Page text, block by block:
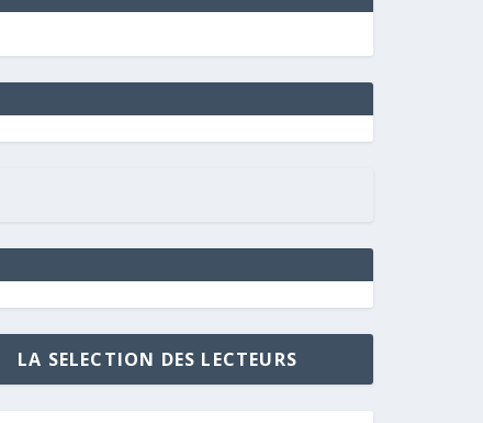
LA SELECTION DES LECTEURS